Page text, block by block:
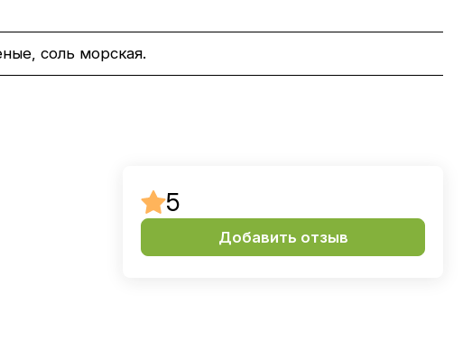
соль морская.
5
Добавить отзыв